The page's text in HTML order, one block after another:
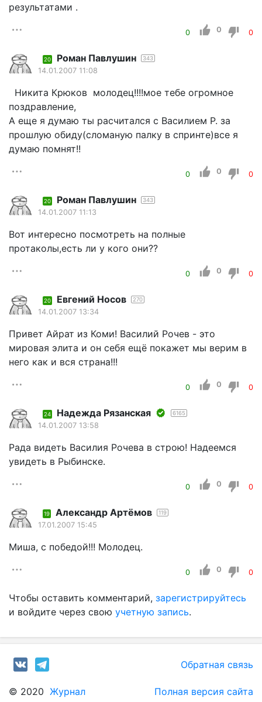
результатами .
0 0 0
20 Роман Павлушин 343
14.01.2007 11:08
Никита Крюков молодец!!!!мое тебе огромное
поздравление,
А еще я думаю ты расчитался с Василием Р. за
прошлую обиду(сломаную палку в спринте)все я
думаю помнят!!
0 0 0
20 Роман Павлушин 343
14.01.2007 11:13
Вот интересно посмотреть на полные
протаколы,есть ли у кого они??
0 0 0
20 Евгений Носов 270
14.01.2007 13:34
Привет Айрат из Коми! Василий Рочев - это
мировая элита и он себя ещё покажет мы верим в
него как и вся страна!!!
0 0 0
24 Надежда Рязанская 6165
14.01.2007 13:58
Рада видеть Василия Рочева в строю! Надеемся
увидеть в Рыбинске.
0 0 0
19 Александр Артёмов 119
17.01.2007 15:45
Миша, с победой!!! Молодец.
0 0 0
Чтобы оставить комментарий, зарегистрируйтесь
и войдите через свою учетную запись.
Обратная связь
© 2020 Журнал
Полная версия сайта